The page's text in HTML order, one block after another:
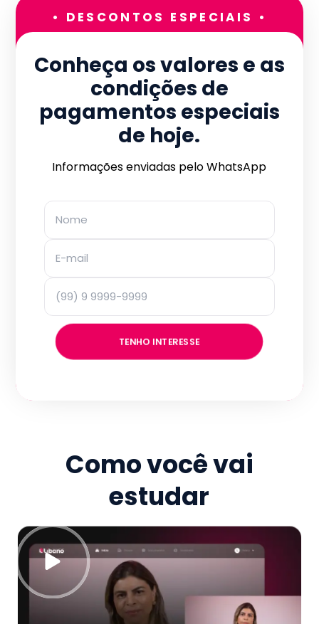
• DESCONTOS ESPECIAIS •
Conheça os valores e as
condições de
pagamentos especiais
de hoje.
Informações enviadas pelo WhatsApp
TENHO INTERESSE
Como você vai
estudar